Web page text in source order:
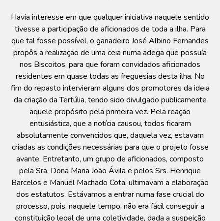
Havia interesse em que qualquer iniciativa naquele sentido
tivesse a participação de aficionados de toda a ilha. Para
que tal fosse possível, o ganadeiro José Albino Fernandes
propôs a realização de uma ceia numa adega que possuía
nos Biscoitos, para que foram convidados aficionados
residentes em quase todas as freguesias desta ilha. No
fim do repasto intervieram alguns dos promotores da ideia
da criação da Tertúlia, tendo sido divulgado publicamente
aquele propósito pela primeira vez. Pela reação
entusiástica, que a notícia causou, todos ficaram
absolutamente convencidos que, daquela vez, estavam
criadas as condições necessárias para que o projeto fosse
avante. Entretanto, um grupo de aficionados, composto
pela Sra. Dona Maria João Ávila e pelos Srs. Henrique
Barcelos e Manuel Machado Cota, ultimavam a elaboração
dos estatutos. Estávamos a entrar numa fase crucial do
processo, pois, naquele tempo, não era fácil conseguir a
constituição legal de uma coletividade, dada a suspeição